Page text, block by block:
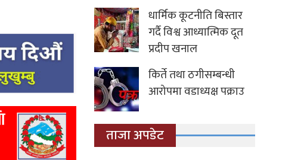
धार्मिक कूटनीति बिस्तार
गर्दै विश्व आध्यात्मिक दूत
प्रदीप खनाल
किर्ते तथा ठगीसम्बन्धी
आरोपमा वडाध्यक्ष पक्राउ
ताजा अपडेट